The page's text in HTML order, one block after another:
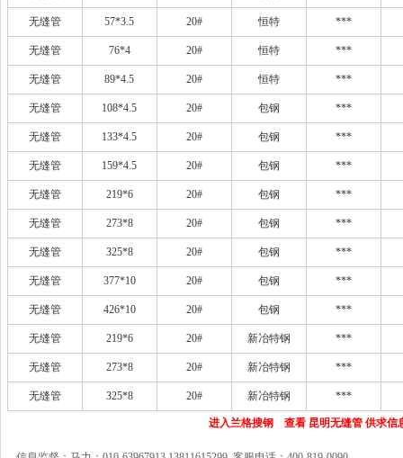
无缝管 57*3.5 20# 恒特 ***
无缝管 76*4 20# 恒特 ***
无缝管 89*4.5 20# 恒特 ***
无缝管 108*4.5 20# 包钢 ***
无缝管 133*4.5 20# 包钢 ***
无缝管 159*4.5 20# 包钢 ***
无缝管 219*6 20# 包钢 ***
无缝管 273*8 20# 包钢 ***
无缝管 325*8 20# 包钢 ***
无缝管 377*10 20# 包钢 ***
无缝管 426*10 20# 包钢 ***
无缝管 219*6 20# 新冶特钢 ***
无缝管 273*8 20# 新冶特钢 ***
无缝管 325*8 20# 新冶特钢 ***
进入兰格搜钢 查看 昆明无缝管 供求信